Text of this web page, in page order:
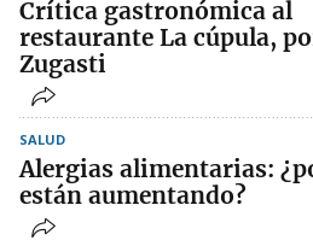
Crítica gastronómica al
restaurante La cúpula,
Zugasti
SALUD
Alergias alimentarias:
están aumentando?